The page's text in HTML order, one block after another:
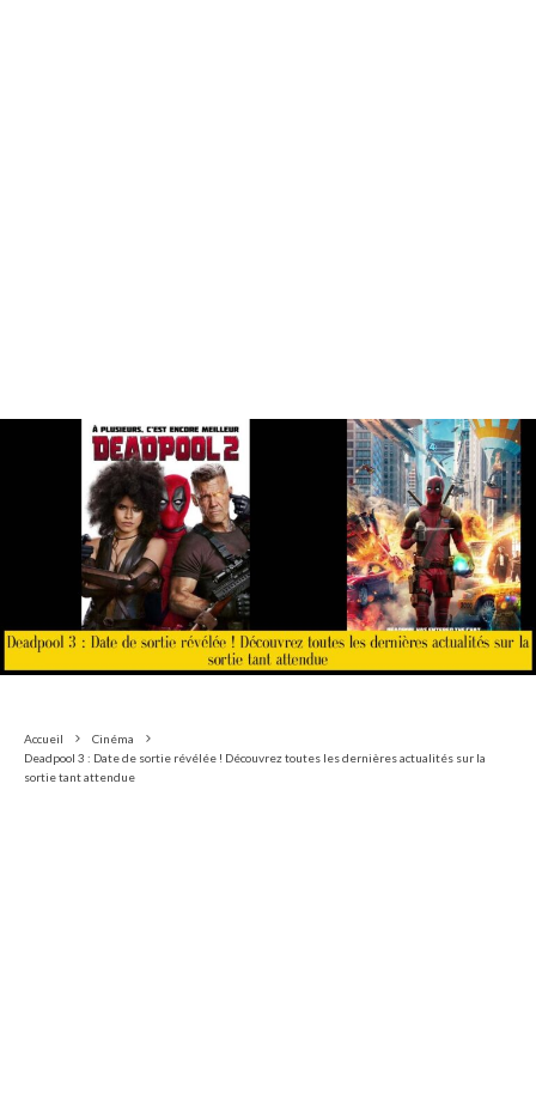
Accueil
Cinéma
Deadpool 3 : Date de sortie révélée ! Découvrez toutes les dernières actualités sur la
sortie tant attendue